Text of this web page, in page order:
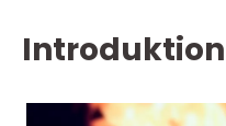
Introduktion